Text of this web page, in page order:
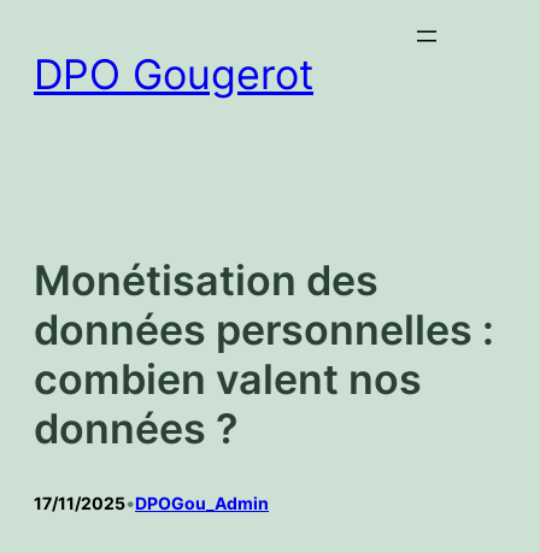
contenu
DPO Gougerot
Monétisation des
données personnelles :
combien valent nos
données ?
17/11/2025•DPOGou_Admin